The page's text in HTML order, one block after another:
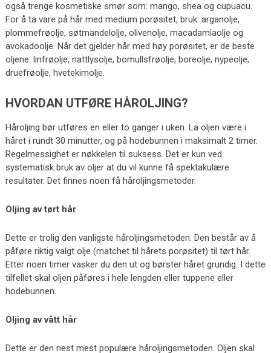
også trenge kosmetiske smør som: mango, shea og cupuacu.
For å ta vare på hår med medium porøsitet, bruk: arganolje,
plommefrøolje, søtmandelolje, olivenolje, macadamiaolje og
avokadoolje. Når det gjelder hår med høy porøsitet, er de beste
oljene: linfrøolje, nattlysolje, bomullsfrøolje, boreolje, nypeolje,
druefrøolje, hvetekimolje.
HVORDAN UTFØRE HÅROLJING?
Håroljing bør utføres en eller to ganger i uken. La oljen være i
håret i rundt 30 minutter, og på hodebunnen i maksimalt 2 timer.
Regelmessighet er nøkkelen til suksess. Det er kun ved
systematisk bruk av oljer at du vil kunne få spektakulære
resultater. Det finnes noen få håroljingsmetoder.
Oljing av tørt hår
Dette er trolig den vanligste håroljingsmetoden. Den består av å
påføre riktig valgt olje (matchet til hårets porøsitet) til tørt hår.
Etter noen timer vasker du den ut og børster håret grundig. I dette
tilfellet skal oljen påføres i hele lengden eller tuppene eller
hodebunnen.
Oljing av vått hår
Dette er den nest mest populære håroljingsmetoden. Oljen skal